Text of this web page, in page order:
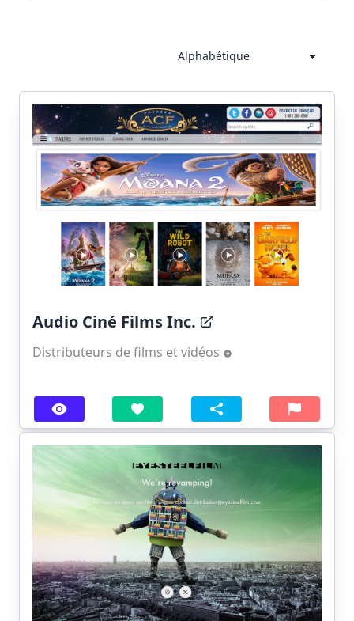
Audio Ciné Films Inc.
Distributeurs de films et vidéos